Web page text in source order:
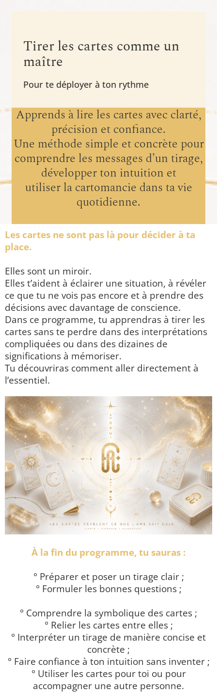
Tirer les cartes comme un
maître
Pour te déployer à ton rythme
Apprends à lire les cartes avec clarté,
précision et confiance.
Une méthode simple et concrète pour
comprendre les messages d’un tirage,
développer ton intuition et
utiliser la cartomancie dans ta vie
quotidienne.
Les cartes ne sont pas là pour décider à ta
place.
Elles sont un miroir.
Elles t’aident à éclairer une situation, à révéler
ce que tu ne vois pas encore et à prendre des
décisions avec davantage de conscience.
Dans ce programme, tu apprendras à tirer les
cartes sans te perdre dans des interprétations
compliquées ou dans des dizaines de
significations à mémoriser.
Tu découvriras comment aller directement à
l’essentiel.
À la fin du programme, tu sauras :
° Préparer et poser un tirage clair ;
° Formuler les bonnes questions ;
° Comprendre la symbolique des cartes ;
° Relier les cartes entre elles ;
° Interpréter un tirage de manière concise et
concrète ;
° Faire confiance à ton intuition sans inventer ;
° Utiliser les cartes pour toi ou pour
accompagner une autre personne.